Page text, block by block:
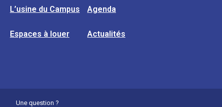
L’usine du Campus Agenda
Espaces à louer Actualités
Une question ?